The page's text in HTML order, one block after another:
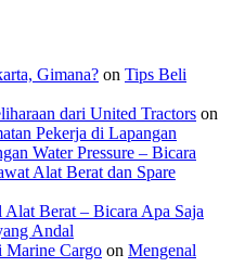
Gimana? on Tips Beli
dari United Tractors on
Pekerja di Lapangan
Water Pressure – Bicara
Alat Berat dan Spare
Berat – Bicara Apa Saja
Andal
Marine Cargo on Mengenal